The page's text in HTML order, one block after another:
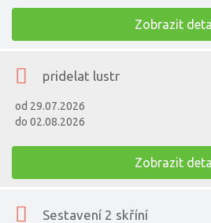
Zobrazit
pridelat lustr
od 29.07.2026
do 02.08.2026
Zobrazit
Sestavení 2 skříní